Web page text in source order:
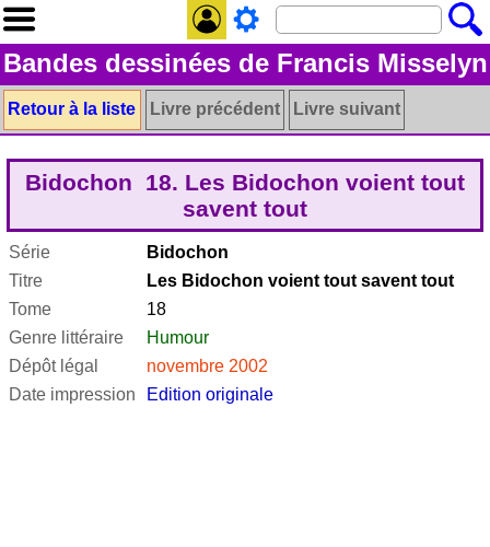
Bandes dessinées de Francis Misselyn
Retour à la liste Livre précédent Livre suivant
Bidochon 18. Les Bidochon voient tout
savent tout
Série
Bidochon
Titre
Les Bidochon voient tout savent tout
Tome
18
Genre littéraire
Humour
Dépôt légal
novembre 2002
Date impression
Edition originale